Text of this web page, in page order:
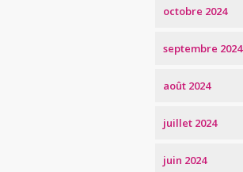
octobre 2024
septembre 2024
août 2024
juillet 2024
juin 2024